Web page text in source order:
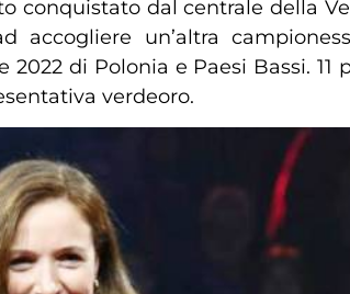
conquistato dal centrale della
un’altra
di Polonia e Paesi Bassi.
verdeoro.